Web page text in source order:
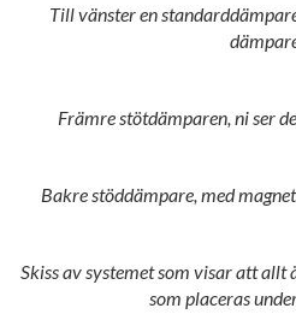
Till vänster en
Främre stötdämparen, ni ser
Bakre stöddämpare, med
Skiss av systemet som visar att
som placeras